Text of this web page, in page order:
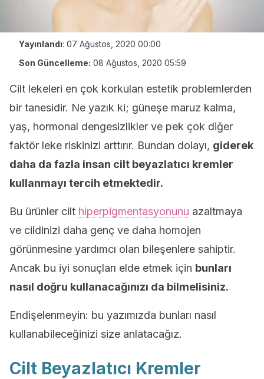
Yayınlandı: 07 Ağustos, 2020 00:00
Son Güncelleme: 08 Ağustos, 2020 05:59
Cilt lekeleri en çok korkulan estetik problemlerden
bir tanesidir. Ne yazık ki; güneşe maruz kalma,
yaş, hormonal dengesizlikler ve pek çok diğer
faktör leke riskinizi arttırır. Bundan dolayı, giderek
daha da fazla insan cilt beyazlatıcı kremler
kullanmayı tercih etmektedir.
Bu ürünler cilt hiperpigmentasyonunu azaltmaya
ve cildinizi daha genç ve daha homojen
görünmesine yardımcı olan bileşenlere sahiptir.
Ancak bu iyi sonuçları elde etmek için bunları
nasıl doğru kullanacağınızı da bilmelisiniz.
Endişelenmeyin: bu yazımızda bunları nasıl
kullanabileceğinizi size anlatacağız.
Cilt Beyazlatıcı Kremler